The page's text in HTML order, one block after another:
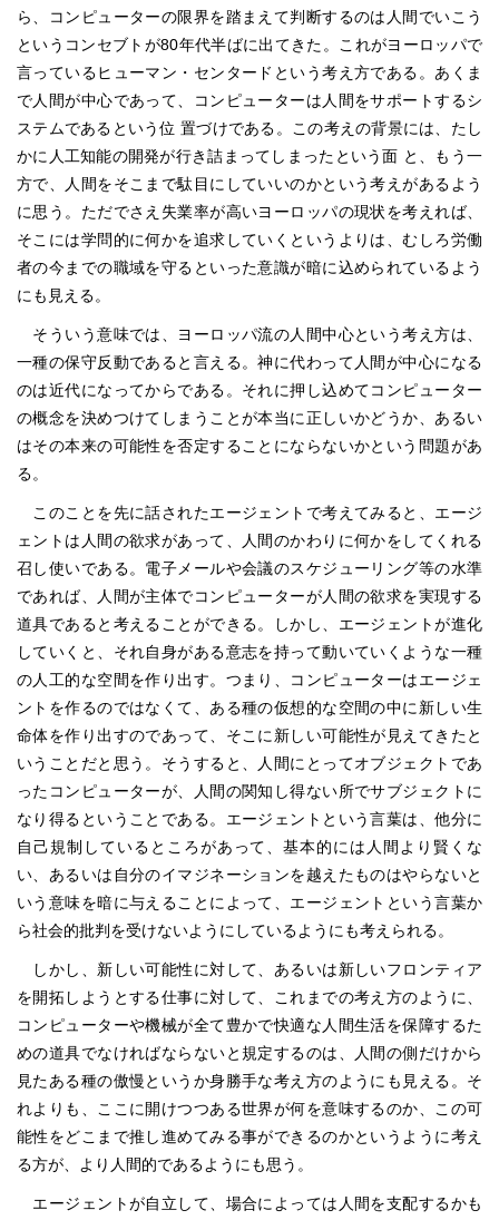
ら、コンピューターの限界を踏まえて判断するのは人間でいこう
というコンセブトが80年代半ばに出てきた。これがヨーロッパで
言っているヒューマン・センタードという考え方である。あくま
で人間が中心であって、コンピューターは人間をサポートするシ
ステムであるという位 置づけである。この考えの背景には、たし
かに人工知能の開発が行き詰まってしまったという面 と、もう一
方で、人間をそこまで駄目にしていいのかという考えがあるよう
に思う。ただでさえ失業率が高いヨーロッパの現状を考えれば、
そこには学問的に何かを追求していくというよりは、むしろ労働
者の今までの職域を守るといった意識が暗に込められているよう
にも見える。
そういう意味では、ヨーロッパ流の人間中心という考え方は、
一種の保守反動であると言える。神に代わって人間が中心になる
のは近代になってからである。それに押し込めてコンピューター
の概念を決めつけてしまうことが本当に正しいかどうか、あるい
はその本来の可能性を否定することにならないかという問題があ
る。
このことを先に話されたエージェントで考えてみると、エージ
ェントは人間の欲求があって、人間のかわりに何かをしてくれる
召し使いである。電子メールや会議のスケジューリング等の水準
であれば、人間が主体でコンピューターが人間の欲求を実現する
道具であると考えることができる。しかし、エージェントが進化
していくと、それ自身がある意志を持って動いていくような一種
の人工的な空間を作り出す。つまり、コンピューターはエージェ
ントを作るのではなくて、ある種の仮想的な空間の中に新しい生
命体を作り出すのであって、そこに新しい可能性が見えてきたと
いうことだと思う。そうすると、人間にとってオブジェクトであ
ったコンピューターが、人間の関知し得ない所でサブジェクトに
なり得るということである。エージェントという言葉は、他分に
自己規制しているところがあって、基本的には人間より賢くな
い、あるいは自分のイマジネーションを越えたものはやらないと
いう意味を暗に与えることによって、エージェントという言葉か
ら社会的批判を受けないようにしているようにも考えられる。
しかし、新しい可能性に対して、あるいは新しいフロンティア
を開拓しようとする仕事に対して、これまでの考え方のように、
コンピューターや機械が全て豊かで快適な人間生活を保障するた
めの道具でなければならないと規定するのは、人間の側だけから
見たある種の傲慢というか身勝手な考え方のようにも見える。そ
れよりも、ここに開けつつある世界が何を意味するのか、この可
能性をどこまで推し進めてみる事ができるのかというように考え
る方が、より人間的であるようにも思う。
エージェントが自立して、場合によっては人間を支配するかも